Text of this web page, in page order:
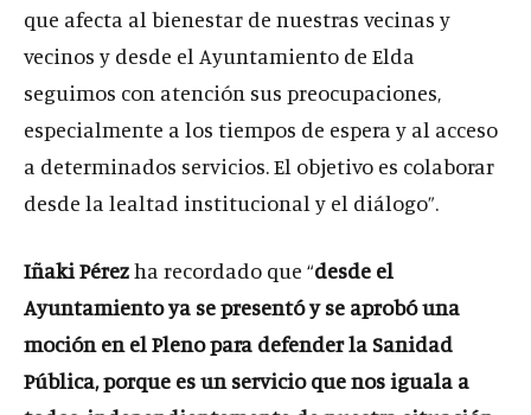
que afecta al bienestar de nuestras vecinas y
vecinos y desde el Ayuntamiento de Elda
seguimos con atención sus preocupaciones,
especialmente a los tiempos de espera y al acceso
a determinados servicios. El objetivo es colaborar
desde la lealtad institucional y el diálogo”.
Iñaki Pérezha recordado que “desde el
Ayuntamiento ya se presentó y se aprobó una
moción en el Pleno para defender la Sanidad
Pública, porque es un servicio que nos iguala a